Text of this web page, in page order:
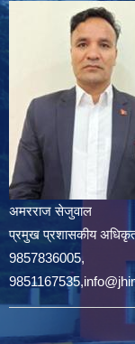
अमरराज सेजुवाल
प्रमुख प्रशासकीय
9857836005,